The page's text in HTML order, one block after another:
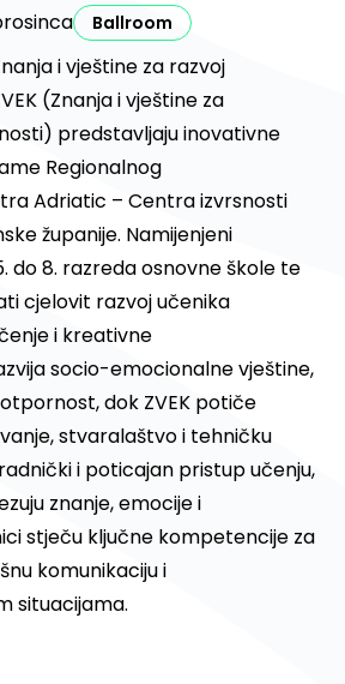
Ballroom
i vještine za razvoj
(Znanja i vještine za
predstavljaju inovativne
Regionalnog
Adriatic – Centra izvrsnosti
županije. Namijenjeni
do 8. razreda osnovne škole te
cjelovit razvoj učenika
i kreativne
socio-emocionalne vještine,
dok ZVEK potiče
stvaralaštvo i tehničku
i poticajan pristup učenju,
znanje, emocije i
stječu ključne kompetencije za
komunikaciju i
situacijama.